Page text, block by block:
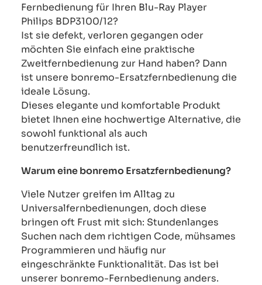
Fernbedienung für Ihren Blu-Ray Player
Philips BDP3100/12?
Ist sie defekt, verloren gegangen oder
möchten Sie einfach eine praktische
Zweitfernbedienung zur Hand haben? Dann
ist unsere bonremo-Ersatzfernbedienung die
ideale Lösung.
Dieses elegante und komfortable Produkt
bietet Ihnen eine hochwertige Alternative, die
sowohl funktional als auch
benutzerfreundlich ist.
Warum eine bonremo Ersatzfernbedienung?
Viele Nutzer greifen im Alltag zu
Universalfernbedienungen, doch diese
bringen oft Frust mit sich: Stundenlanges
Suchen nach dem richtigen Code, mühsames
Programmieren und häufig nur
eingeschränkte Funktionalität. Das ist bei
unserer bonremo-Fernbedienung anders.